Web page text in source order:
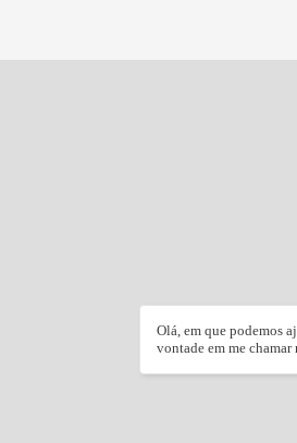
Olá, em que podemos
vontade em me chamar